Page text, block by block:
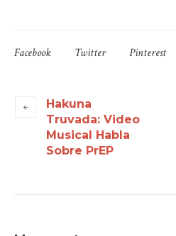
Facebook Twitter Pinterest
Hakuna
Truvada: Video
Musical Habla
Sobre PrEP